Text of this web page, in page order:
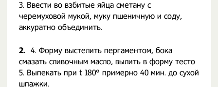
3. Ввести во взбитые яйца сметану с
черемуховой мукой, муку пшеничную и соду,
аккуратно объединить.
2. 4. Форму выстелить пергаментом, бока
смазать сливочным масло, вылить в форму тесто
5. Выпекать при t 180° примерно 40 мин. до сухой
шпажки.